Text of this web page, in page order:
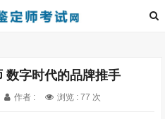
数字时代的品牌推手
作者 : 浏览 : 77 次